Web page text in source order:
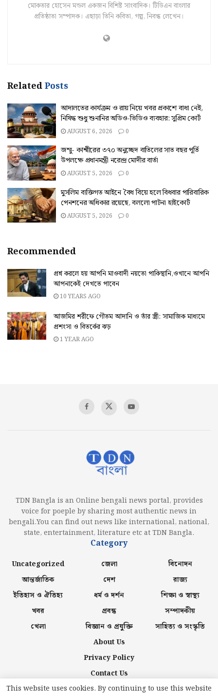
মোকতার হোসেন মন্ডল একজন বিশিষ্ট সাংবাদিক। টিডিএন বাংলার
প্রতিষ্ঠাতা সম্পাদক। এছাড়া তিনি কবিতা, গল্প, নিবন্ধ লেখেন।
RelatedPosts
আদালতের কার্যক্রম ও রায় নিয়ে খবর প্রকাশে বাধা নেই,
নিষিদ্ধ শুধু শুনানির অডিও-ভিডিও ব্যবহার: সুপ্রিম কোর্ট
AUGUST 6, 2026 0
জম্মু- কাশ্মীরের ৩৭০ অনুচ্ছেদ বাতিলের সাত বছর পূর্তি
উপলক্ষে প্রধানমন্ত্রী নরেন্দ্র মোদীর বার্তা
AUGUST 5, 2026 0
মুসলিম ব্যক্তিগত আইনে বৈধ বিয়ে হলে বিধবার পারিবারিক
পেনশনের অধিকার রয়েছে, বললো পাটনা হাইকোর্ট
AUGUST 5, 2026 0
Recommended
প্রশ্ন করলে হয় আপনি মাওবাদী নয়তো পাকিস্থানি,ওখানে আপনি
আপনাকেই দেখতে পাবেন
10 YEARS AGO
আজমির শরীফে গৌতম আদানি ও তাঁর স্ত্রী: সামাজিক মাধ্যমে
প্রশংসা ও বিতর্কের ঝড়
1 YEAR AGO
TDN Bangla is an Online bengali news portal, provides
voice for poeple by sharing most authentic news in
bengali.You can find out news like international, national,
state, entertainment, literature etc at TDN Bangla.
Category
Uncategorized
আন্তর্জাতিক
ইতিহাস ও ঐতিহ্য
খবর
খেলা
জেলা
দেশ
ধর্ম ও দর্শন
প্রবন্ধ
বিজ্ঞান ও প্রযুক্তি
বিনোদন
রাজ্য
শিক্ষা ও স্বাস্থ্য
সম্পাদকীয়
সাহিত্য ও সংস্কৃতি
About Us
Privacy Policy
Contact Us
This website uses cookies. By continuing to use this website